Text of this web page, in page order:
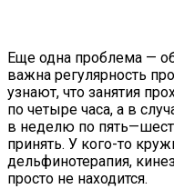
Еще одна проблема —
важна регулярность
узнают, что занятия
по четыре часа, а в
в неделю по
принять. У кого-то
дельфинотерапия,
просто не находится.